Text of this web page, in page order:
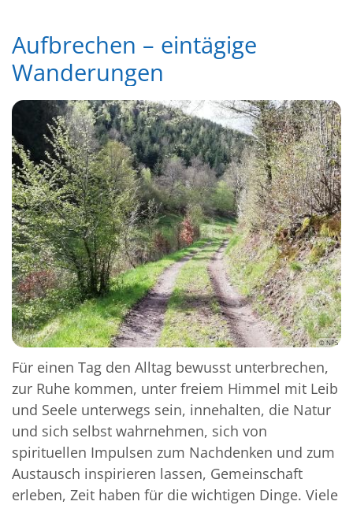
Aufbrechen – eintägige
Wanderungen
© NPS
Für einen Tag den Alltag bewusst unterbrechen,
zur Ruhe kommen, unter freiem Himmel mit Leib
und Seele unterwegs sein, innehalten, die Natur
und sich selbst wahrnehmen, sich von
spirituellen Impulsen zum Nachdenken und zum
Austausch inspirieren lassen, Gemeinschaft
erleben, Zeit haben für die wichtigen Dinge. Viele